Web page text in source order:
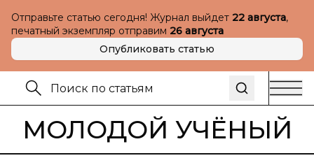
Отправьте статью сегодня! Журнал выйдет 22 августа,
печатный экземпляр отправим 26 августа
Опубликовать статью
МОЛОДОЙ УЧЁНЫЙ